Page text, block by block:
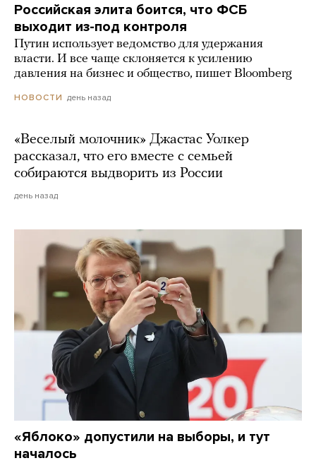
Российская элита боится, что ФСБ
выходит из-под контроля
Путин использует ведомство для удержания
власти. И все чаще склоняется к усилению
давления на бизнес и общество, пишет Bloomberg
НОВОСТИ день назад
«Веселый молочник» Джастас Уолкер
рассказал, что его вместе с семьей
собираются выдворить из России
день назад
«Яблоко» допустили на выборы, и тут
началось